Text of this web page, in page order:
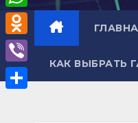
КАК ВЫБРАТЬ
l
e
g
r
K
W
h
a
O
d
n
V